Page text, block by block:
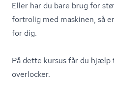
Eller har du bare brug for
fortrolig med maskinen, så
for dig.
På dette kursus får du hjælp
overlocker.